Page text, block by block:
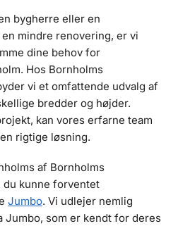
bygherre eller en
mindre renovering, er vi
dine behov for
Hos Bornholms
vi et omfattende udvalg af
bredder og højder.
kan vores erfarne team
rigtige løsning.
af Bornholms
du kunne forventet
Jumbo. Vi udlejer nemlig
Jumbo, som er kendt for deres